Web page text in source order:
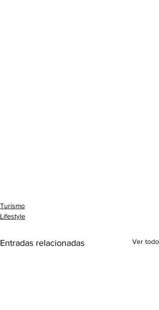
Turismo
Lifestyle
Entradas relacionadas Ver todo